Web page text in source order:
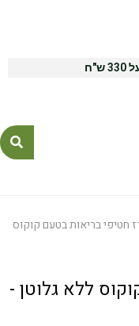
חטיפי בריאות בטעם קוקוס
ללא גלוטן -